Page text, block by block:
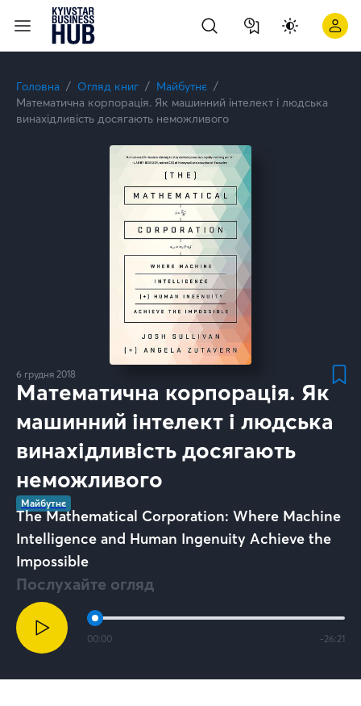
Головна Огляд книг
Майбутнє
Математична корпорація. Як машинний інтелект і людська
винахідливість досягають неможливого
6 грудня 2018
Математична корпорація. Як
машинний інтелект і людська
винахідливість досягають
неможливого
Майбутнє
The Mathematical Corporation: Where Machine
Intelligence and Human Ingenuity Achieve the
Impossible
Послухайте огляд
00:00 -26:21